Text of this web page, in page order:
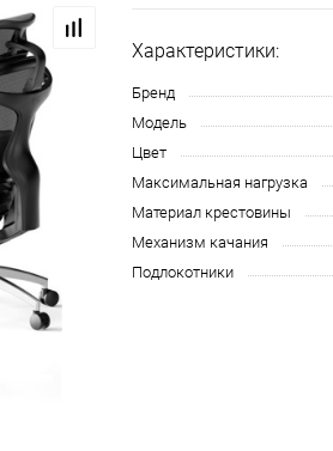
Характеристики:
Бренд
Модель
Цвет
Максимальная нагрузка
Материал крестовины
Механизм качания
Подлокотники